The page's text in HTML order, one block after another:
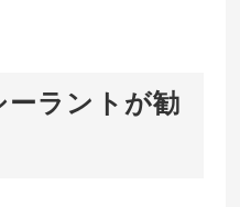
ラントが勧